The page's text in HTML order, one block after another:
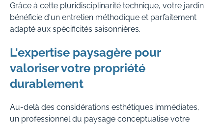
Grâce à cette pluridisciplinarité technique, votre jardin
bénéficie d'un entretien méthodique et parfaitement
adapté aux spécificités saisonnières.
L'expertise paysagère pour
valoriser votre propriété
durablement
Au-delà des considérations esthétiques immédiates,
un professionnel du paysage conceptualise votre